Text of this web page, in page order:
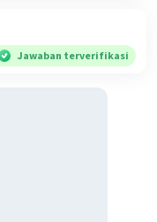
Jawaban terverifikasi